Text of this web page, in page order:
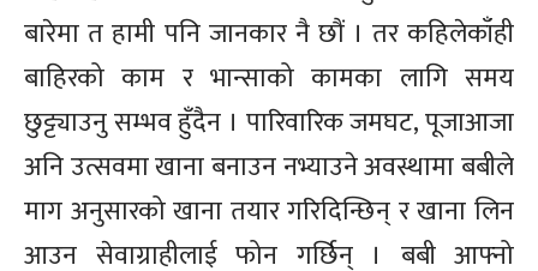
बारेमा त हामी पनि जानकार नै छौं । तर कहिलेकाँही
बाहिरको काम र भान्साको कामका लागि समय
छुट्ट्याउनु सम्भव हुँदैन । पारिवारिक जमघट, पूजाआजा
अनि उत्सवमा खाना बनाउन नभ्याउने अवस्थामा बबीले
माग अनुसारको खाना तयार गरिदिन्छिन् र खाना लिन
आउन सेवाग्राहीलाई फोन गर्छिन् । बबी आफ्नो